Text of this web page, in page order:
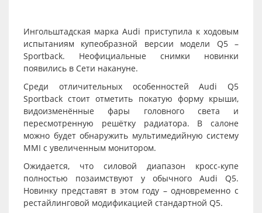
Ингольштадская марка Audi приступила к ходовым
испытаниям купеобразной версии модели Q5 –
Sportback. Неофициальные снимки новинки
появились в Сети накануне.
Среди отличительных особенностей Audi Q5
Sportback стоит отметить покатую форму крыши,
видоизменённые фары головного света и
пересмотренную решётку радиатора. В салоне
можно будет обнаружить мультимедийную систему
MMI с увеличенным монитором.
Ожидается, что силовой диапазон кросс-купе
полностью позаимствуют у обычного Audi Q5.
Новинку представят в этом году – одновременно с
рестайлинговой модификацией стандартной Q5.